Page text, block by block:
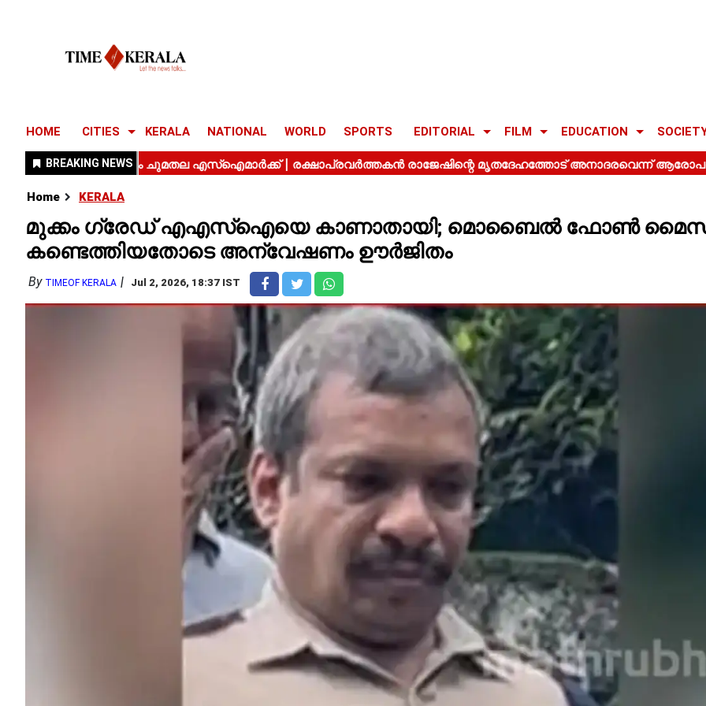
HOME CITIES KERALA NATIONAL WORLD SPORTS EDITORIAL FILM EDUCATION
Home KERALA
മുക്കം ഗ്രേഡ് എഎസ്ഐയെ കാണാതായി; മൊബൈൽ ഫോൺ
കണ്ടെത്തിയതോടെ അന്വേഷണം ഊർജിതം
By TIMEOF KERALA Jul 2, 2026, 18:37 IST